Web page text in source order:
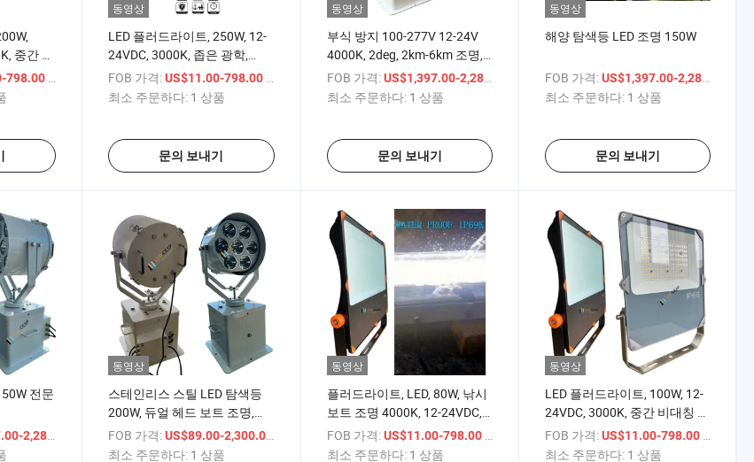
중간 비
용 보트
798.00 / 상품
동영상
LED 플러드라이트, 250W, 12-
24VDC, 3000K, 좁은 광학,
10deg, IP67, 야외 서치라이트
조명
FOB 가격: US$11.00-798.00 / 상품
최소 주문하다: 1 상품
문의 보내기
동영상
부식 방지 100-277V 12-24V
4000K, 2deg, 2km-6km 조명,
방수 IP67 IP68 IP69K LED 탐
색등 해양 보트 선박 스카이빔
FOB 가격: US$1,397.00-2,281.00
최소 주문하다: 1 상품
문의 보내기
동영상
해양 탐색등 LED 조명 150W
FOB 가격: US$1,397.00-2,281.00
최소 주문하다: 1 상품
문의 보내기
전문
2,281.00
동영상
스테인리스 스틸 LED 탐색등
200W, 듀얼 헤드 보트 조명,
24VDC, 해양 스포트라이트,
FOB 가격: US$89.00-2,300.00
최소 주문하다: 1 상품
동영상
플러드라이트, LED, 80W, 낚시
보트 조명 4000K, 12-24VDC,
20 도, 해양 조명
FOB 가격: US$11.00-798.00
최소 주문하다: 1 상품
동영상
LED 플러드라이트, 100W, 12-
24VDC, 3000K, 중간 비대칭 광
학, IP66, 낚시 보트 조명
FOB 가격: US$11.00-798.00
최소 주문하다: 1 상품